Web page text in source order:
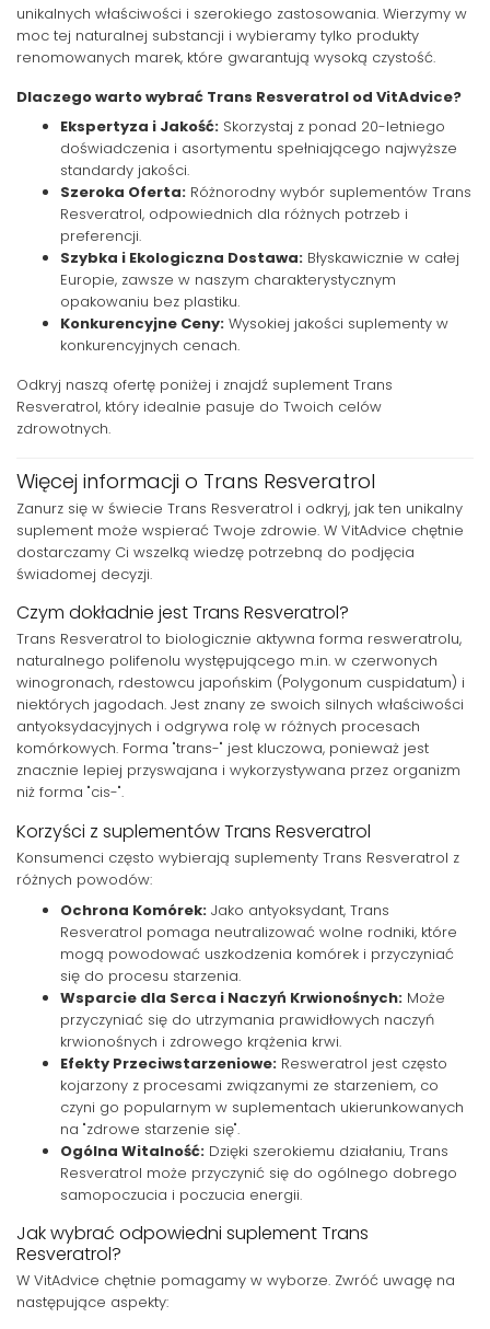
unikalnych właściwości i szerokiego zastosowania. Wierzymy w
moc tej naturalnej substancji i wybieramy tylko produkty
renomowanych marek, które gwarantują wysoką czystość.
Dlaczego warto wybrać Trans Resveratrol od VitAdvice?
Ekspertyza i Jakość: Skorzystaj z ponad 20-letniego
doświadczenia i asortymentu spełniającego najwyższe
standardy jakości.
Szeroka Oferta: Różnorodny wybór suplementów Trans
Resveratrol, odpowiednich dla różnych potrzeb i
preferencji.
Szybka i Ekologiczna Dostawa: Błyskawicznie w całej
Europie, zawsze w naszym charakterystycznym
opakowaniu bez plastiku.
Konkurencyjne Ceny: Wysokiej jakości suplementy w
konkurencyjnych cenach.
Odkryj naszą ofertę poniżej i znajdź suplement Trans
Resveratrol, który idealnie pasuje do Twoich celów
zdrowotnych.
Więcej informacji o Trans Resveratrol
Zanurz się w świecie Trans Resveratrol i odkryj, jak ten unikalny
suplement może wspierać Twoje zdrowie. W VitAdvice chętnie
dostarczamy Ci wszelką wiedzę potrzebną do podjęcia
świadomej decyzji.
Czym dokładnie jest Trans Resveratrol?
Trans Resveratrol to biologicznie aktywna forma resweratrolu,
naturalnego polifenolu występującego m.in. w czerwonych
winogronach, rdestowcu japońskim (Polygonum cuspidatum) i
niektórych jagodach. Jest znany ze swoich silnych właściwości
antyoksydacyjnych i odgrywa rolę w różnych procesach
komórkowych. Forma "trans-" jest kluczowa, ponieważ jest
znacznie lepiej przyswajana i wykorzystywana przez organizm
niż forma "cis-".
Korzyści z suplementów Trans Resveratrol
Konsumenci często wybierają suplementy Trans Resveratrol z
różnych powodów:
Ochrona Komórek: Jako antyoksydant, Trans
Resveratrol pomaga neutralizować wolne rodniki, które
mogą powodować uszkodzenia komórek i przyczyniać
się do procesu starzenia.
Wsparcie dla Serca i Naczyń Krwionośnych: Może
przyczyniać się do utrzymania prawidłowych naczyń
krwionośnych i zdrowego krążenia krwi.
Efekty Przeciwstarzeniowe: Resweratrol jest często
kojarzony z procesami związanymi ze starzeniem, co
czyni go popularnym w suplementach ukierunkowanych
na "zdrowe starzenie się".
Ogólna Witalność: Dzięki szerokiemu działaniu, Trans
Resveratrol może przyczynić się do ogólnego dobrego
samopoczucia i poczucia energii.
Jak wybrać odpowiedni suplement Trans
Resveratrol?
W VitAdvice chętnie pomagamy w wyborze. Zwróć uwagę na
następujące aspekty: